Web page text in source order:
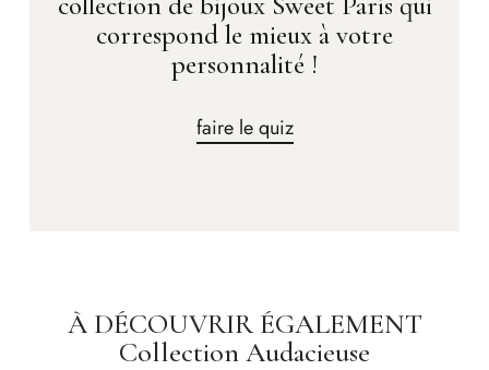
correspond le mieux à votre
personnalité !
faire le quiz
À DÉCOUVRIR ÉGALEMENT
Collection Audacieuse